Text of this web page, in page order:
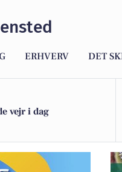
ERHVERV DET
vejr i dag